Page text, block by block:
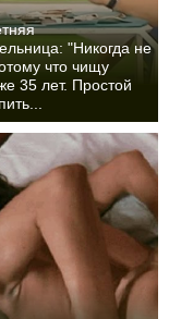
"Никогда не
что чищу
35 лет. Простой